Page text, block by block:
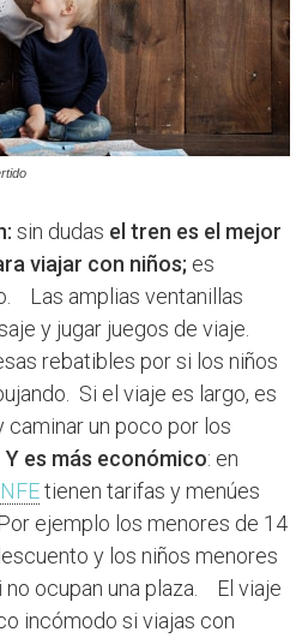
sin dudas el tren es el mejor
viajar con niños; es
Las amplias ventanillas
y jugar juegos de viaje.
rebatibles por si los niños
Si el viaje es largo, es
un poco por los
Y es más económico: en
tienen tarifas y menúes
ejemplo los menores de 14
y los niños menores
no ocupan una plaza. El viaje
incómodo si viajas con